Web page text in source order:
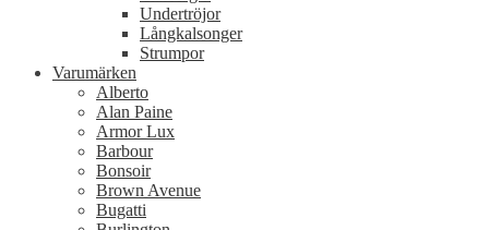
Undertröjor
Långkalsonger
Strumpor
Varumärken
Alberto
Alan Paine
Armor Lux
Barbour
Bonsoir
Brown Avenue
Bugatti